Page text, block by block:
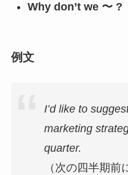
Why don’t we 〜 ?
例文
I’d like to
marketing
quarter.
（次の四半期